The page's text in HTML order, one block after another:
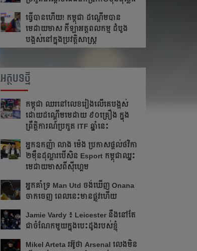
ធ្វើបានហើយ! កម្ពុជា ដណ្តើមបាន
មេដាយមាស កីឡាអត្តពលកម្ម ដំបូង
បង្អស់នៅក្នុងប្រវត្តិសាស្រ្ត
អត្ថបទថ្មី
កម្ពុជា​ ឈរនៅលេខរៀងលើគេបង្អស់​
ដោយដណ្ដើមមេដាយ​ ៩០គ្រឿង ក្នុង
ព្រឹត្ដិការណ៍ប្រកួត ITF​ ឆ្នាំនេះ
អ្នក​ឧកញ៉ា លាង ម៉េង ​ប្រកាស​ផ្ដល់​ថវិកា​
២​ម៉ឺន​ដុល្លារ​បើ​សិន​​ Esport កម្ពុជា​​ឈ្នះ​​
មេដាយ​មាស​ពី​ស៊ីហ្គេម​
អ្នក​គាំទ្រ Man Utd ចង់​ឃើញ Onana
ចាកចេញ​ ពេលនេះ​មាន​ផ្លូវ​ហើយ​​
Jamie Vardy ៖ Leicester នឹង​នៅ​តែ​
ជា​ចំណែក​មួយ​ក្នុង​បេះដូង​របស់​ខ្ញុំ​
Mikel Arteta ​រអ៊ូ​ថា​​ Arsenal លេង​មិន​